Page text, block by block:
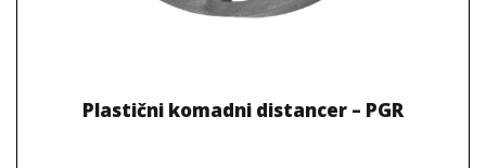
Plastični komadni distancer – PGR